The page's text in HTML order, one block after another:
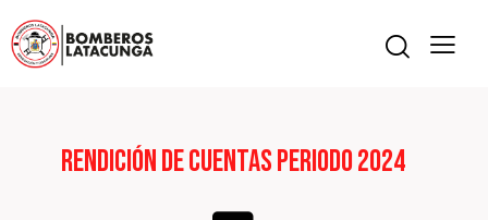
Rendición de Cuentas Periodo 2024